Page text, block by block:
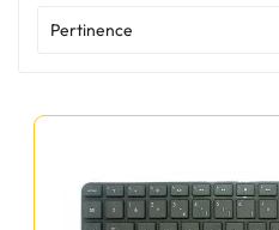
Pertinence